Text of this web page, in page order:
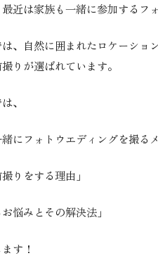
近は家族も一緒に参加するフ
、自然に囲まれたロケーショ
りが選ばれています。
、
緒にフォトウエディングを撮る
りをする理由」
お悩みとその解決法」
す！